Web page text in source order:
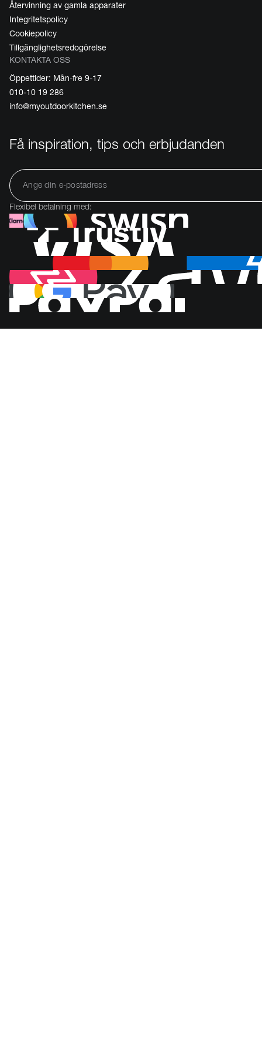
Återvinning av gamla apparater
Integritetspolicy
Cookiepolicy
Tillgänglighetsredogörelse
KONTAKTA OSS
Öppettider: Mån-fre 9-17
010-10 19 286
info@myoutdoorkitchen.se
Få inspiration, tips och erbjudanden
Flexibel betalning med: